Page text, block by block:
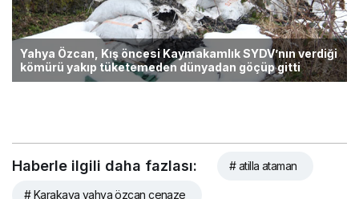
Yahya Özcan, Kış öncesi Kaymakamlık SYDV’nın verdiği
kömürü yakıp tüketemeden dünyadan göçüp gitti
Haberle ilgili daha fazlası: # atilla ataman
# Karakaya yahya özcan cenaze